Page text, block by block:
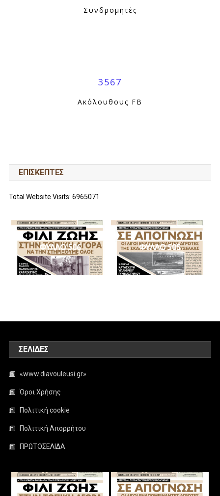
Συνδρομητές
3567
Ακόλουθους FB
ΕΠΙΣΚΕΠΤΕΣ
Total Website Visits: 6965071
ΦΥΛΛΟ 506 ΦΥΛΛΟ 505
ΣΕΛΊΔΕΣ
«www.diavouleusi.gr»
Όροι Χρήσης
Πολιτική cookie
Πολιτική Απορρήτου
ΠΡΩΤΟΣΕΛΙΔΑ